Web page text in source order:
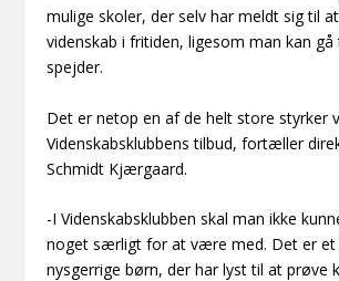
mulige skoler, der selv har meldt sig til
videnskab i fritiden, ligesom man kan
spejder.
Det er netop en af de helt store styrker
Videnskabsklubbens tilbud, fortæller
Schmidt Kjærgaard.
-I Videnskabsklubben skal man ikke
noget særligt for at være med. Det er et
nysgerrige børn, der har lyst til at prøve